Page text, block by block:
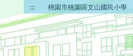
::: 桃園市桃園區文山國民小學